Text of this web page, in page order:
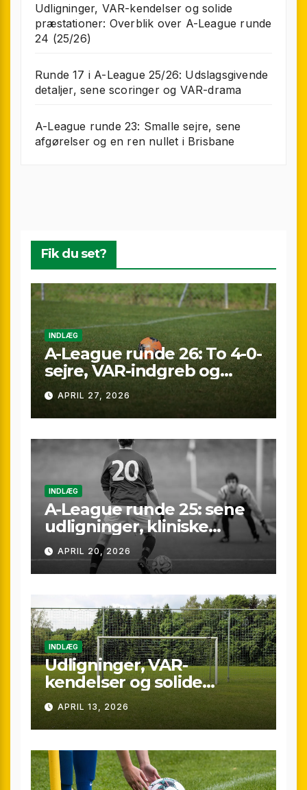
Udligninger, VAR-kendelser og solide
præstationer: Overblik over A-League runde
24 (25/26)
Runde 17 i A-League 25/26: Udslagsgivende
detaljer, sene scoringer og VAR-drama
A-League runde 23: Smalle sejre, sene
afgørelser og en ren nullet i Brisbane
Fik du set?
INDLÆG
A-League runde 26: To 4-0-
sejre, VAR-indgreb og
sene scoringer – fuld
gennemgang af
weekenden
APRIL 27, 2026
INDLÆG
A-League runde 25: sene
udligninger, kliniske
kontraster og små
marginaler
APRIL 20, 2026
INDLÆG
Udligninger, VAR-
kendelser og solide
præstationer: Overblik
over A-League runde 24
(25/26)
APRIL 13, 2026